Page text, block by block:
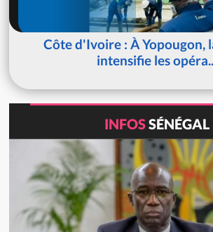
Côte d'Ivoire : À Yopougon,
intensifie les
INFOSSÉNÉGAL